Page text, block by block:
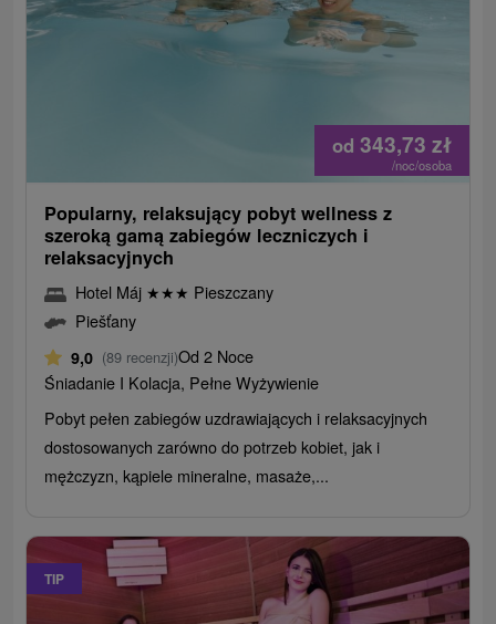
od 343,73 zł
/noc/osoba
Popularny, relaksujący pobyt wellness z
szeroką gamą zabiegów leczniczych i
relaksacyjnych
Hotel Máj ★★★ Pieszczany
Piešťany
9,0 (89 recenzji)Od 2 Noce
Śniadanie I Kolacja, Pełne Wyżywienie
Pobyt pełen zabiegów uzdrawiających i relaksacyjnych
dostosowanych zarówno do potrzeb kobiet, jak i
mężczyzn, kąpiele mineralne, masaże,...
TIP